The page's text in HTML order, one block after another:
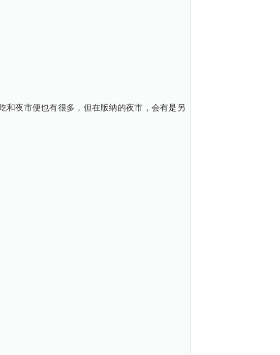
和夜市便也有很多，但在版纳的夜市，会有是另